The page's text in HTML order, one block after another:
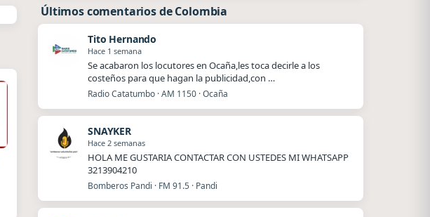
Últimos comentarios de Colombia
Tito Hernando
Hace 1 semana
Se acabaron los locutores en Ocaña,les toca decirle a los
costeños para que hagan la publicidad,con …
Radio Catatumbo · AM 1150 · Ocaña
SNAYKER
Hace 2 semanas
HOLA ME GUSTARIA CONTACTAR CON USTEDES MI WHATSAPP
3213904210
Bomberos Pandi · FM 91.5 · Pandi